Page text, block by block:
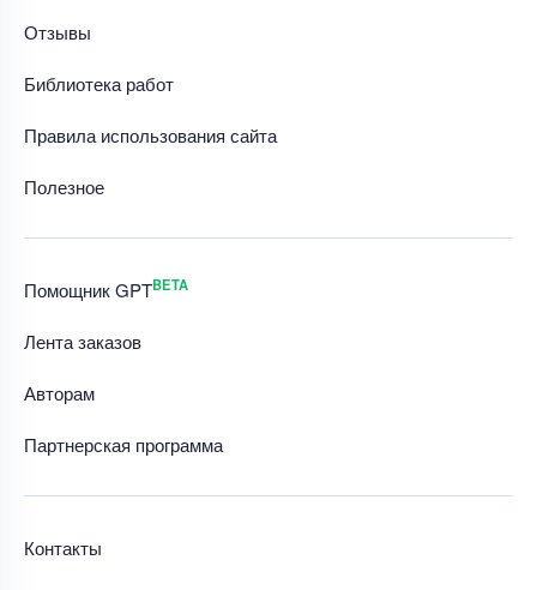
Отзывы
Библиотека работ
Правила использования сайта
Полезное
Помощник GPTBETA
Лента заказов
Авторам
Партнерская программа
Контакты